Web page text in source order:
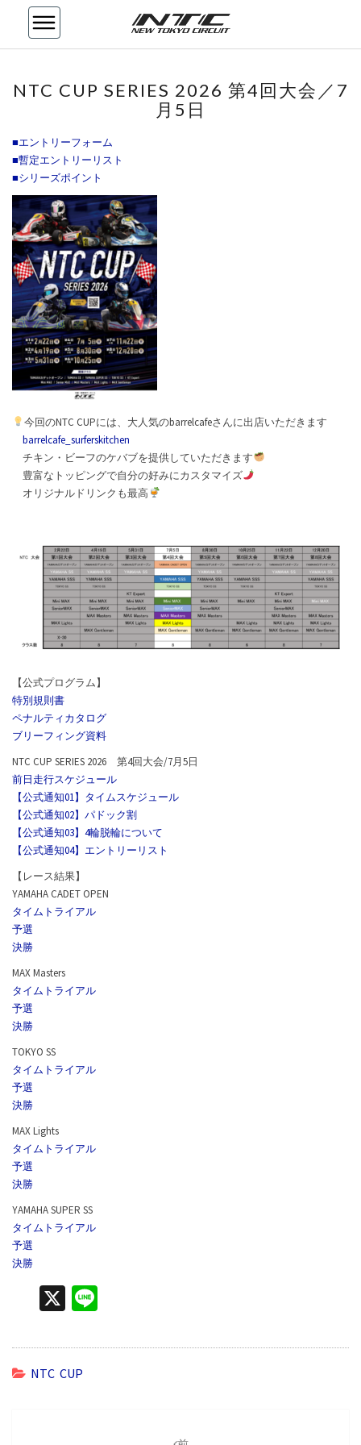
CUP
SERIES
NTC CUP SERIES 2026 第4回大会／7
月5日
■エントリーフォーム
■暫定エントリーリスト
■シリーズポイント
今回のNTC CUPには、大人気のbarrelcafeさんに出店いただきます
barrelcafe_surferskitchen
チキン・ビーフのケバブを提供していただきます
豊富なトッピングで自分の好みにカスタマイズ
オリジナルドリンクも最高
【公式プログラム】
特別規則書
ペナルティカタログ
ブリーフィング資料
NTC CUP SERIES 2026 第4回大会/7月5日
前日走行スケジュール
【公式通知01】タイムスケジュール
【公式通知02】パドック割
【公式通知03】4輪脱輪について
【公式通知04】エントリーリスト
【レース結果】
YAMAHA CADET OPEN
タイムトライアル
予選
決勝
MAX Masters
タイムトライアル
予選
決勝
TOKYO SS
タイムトライアル
予選
決勝
MAX Lights
タイムトライアル
予選
決勝
YAMAHA SUPER SS
タイムトライアル
予選
決勝
X
e
NTC CUP